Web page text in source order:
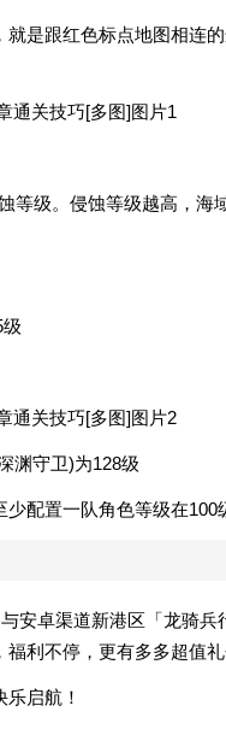
是跟红色标点地图相连
通关技巧[多图]图片1
等级。侵蚀等级越高，海
通关技巧[多图]图片2
渊守卫)为128级
配置一队角色等级在100
安卓渠道新港区「龙骑
利不停，更有多多超值礼
启航！